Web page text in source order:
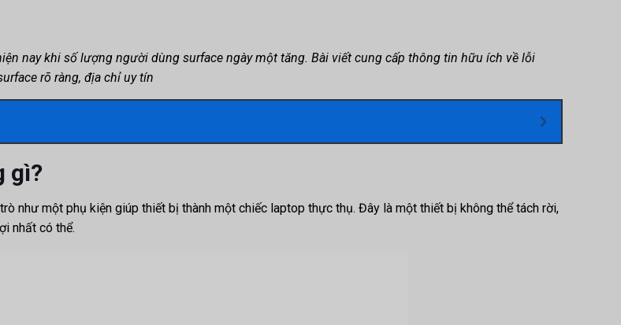
nay khi số lượng người dùng surface ngày một tăng. Bài viết cung cấp thông tin hữu ích về lỗi
rõ ràng, địa chỉ uy tín
gì?
như một phụ kiện giúp thiết bị thành một chiếc laptop thực thụ. Đây là một thiết bị không thể tách rời,
nhất có thể.